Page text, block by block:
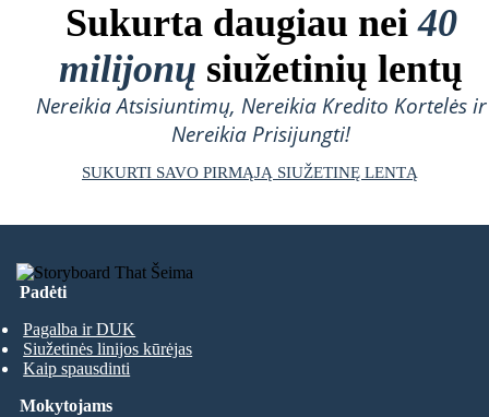
Sukurta daugiau nei40
milijonų siužetinių lentų
Nereikia Atsisiuntimų, Nereikia Kredito Kortelės ir
Nereikia Prisijungti!
SUKURTI SAVO PIRMĄJĄ SIUŽETINĘ LENTĄ
Padėti
Pagalba ir DUK
Siužetinės linijos kūrėjas
Kaip spausdinti
Mokytojams